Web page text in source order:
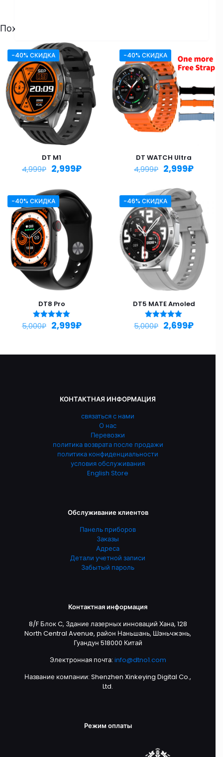
Похожие
-40% СКИДКА
DT M1
4,999₽ 2,999₽
-40% СКИДКА
DT WATCH Ultra
4,999₽ 2,999₽
-40% СКИДКА
DT8 Pro
Оценка
5.00
5,000₽ 2,999₽
-46% СКИДКА
DT5 MATE Amoled
Оценка
5.00
5,000₽ 2,699₽
КОНТАКТНАЯ ИНФОРМАЦИЯ
связаться с нами
О нас
Перевозки
политика возврата после продажи
политика конфиденциальности
условия обслуживания
English Store
Обслуживание клиентов
Панель приборов
Заказы
Адреса
Детали учетной записи
Забытый пароль
Контактная информация
8/F Блок C, Здание лазерных инноваций Хана, 128
North Central Avenue, район Наньшань, Шэньчжэнь,
Гуандун 518000 Китай
Электронная почта: info@dtno1.com
Название компании: Shenzhen Xinkeying Digital Co.,
Ltd.
Режим оплаты